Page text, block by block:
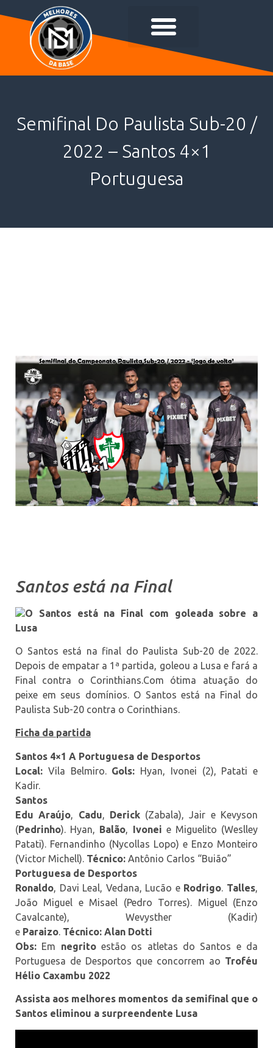
Semifinal Do Paulista Sub-20 /
2022 – Santos 4×1
Portuguesa
Santos está na Final
O Santos está na Final com goleada sobre a
Lusa
O Santos está na final do Paulista Sub-20 de 2022.
Depois de empatar a 1ª partida, goleou a Lusa e fará a
Final contra o Corinthians.Com ótima atuação do
peixe em seus domínios. O Santos está na Final do
Paulista Sub-20 contra o Corinthians.
Ficha da partida
Santos 4×1 A Portuguesa de Desportos
Local: Vila Belmiro. Gols: Hyan, Ivonei (2), Patati e
Kadir.
Santos
Edu Araújo, Cadu, Derick(Zabala), Jair e Kevyson
(Pedrinho). Hyan, Balão, Ivonei e Miguelito (Weslley
Patati). Fernandinho (Nycollas Lopo) e Enzo Monteiro
(Victor Michell). Técnico: Antônio Carlos “Buião”
Portuguesa de Desportos
Ronaldo, Davi Leal, Vedana, Lucão e Rodrigo. Talles,
João Miguel e Misael (Pedro Torres). Miguel (Enzo
Cavalcante), Wevysther (Kadir)
e Paraizo. Técnico: Alan Dotti
Obs: Em negritoestão os atletas do Santos e da
Portuguesa de Desportos que concorrem ao Troféu
Hélio Caxambu 2022
Assista aos melhores momentos da semifinal que o
Santos eliminou a surpreendente Lusa